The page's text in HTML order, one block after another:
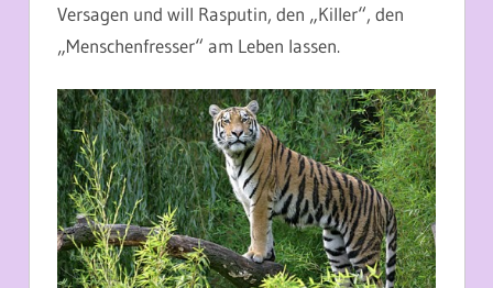
Versagen und will Rasputin, den „Killer“, den
„Menschenfresser“ am Leben lassen.